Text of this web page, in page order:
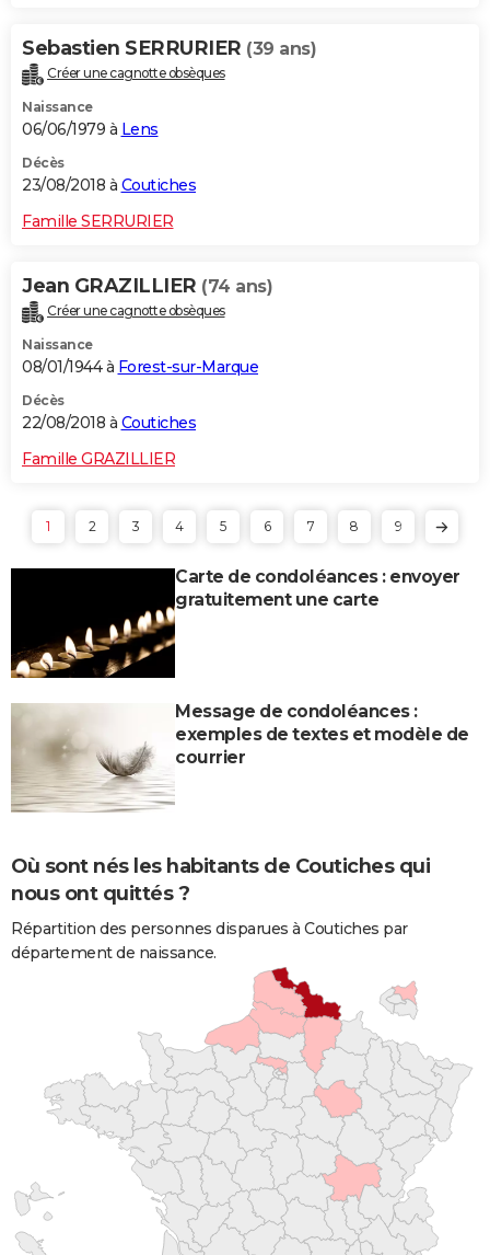
Sebastien SERRURIER (39 ans)
Créer une cagnotte obsèques
Naissance
06/06/1979 à Lens
Décès
23/08/2018 à Coutiches
Famille SERRURIER
Jean GRAZILLIER (74 ans)
Créer une cagnotte obsèques
Naissance
08/01/1944 à Forest-sur-Marque
Décès
22/08/2018 à Coutiches
Famille GRAZILLIER
1 2 3 4 5 6 7 8 9
Carte de condoléances : envoyer
gratuitement une carte
Message de condoléances :
exemples de textes et modèle de
courrier
Où sont nés les habitants de Coutiches qui
nous ont quittés ?
Répartition des personnes disparues à Coutiches par
département de naissance.